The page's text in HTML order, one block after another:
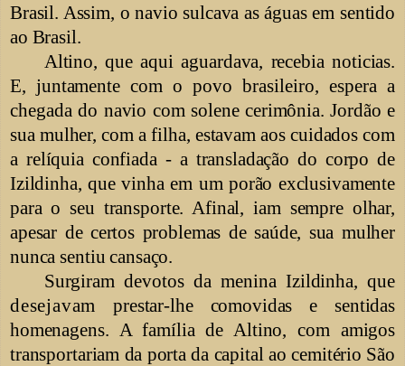
Brasil. Assim, o navio sulcava as águas em sentido
ao Brasil.
Altino, que aqui aguardava, recebia noticias.
E, juntamente com o povobrasileiro, espera a
chegada do navio comsolene cerimônia. Jordão e
sua mulher, com a filha, estavam aos cuidados com
a relíquia confiada - a transladação do corpo de
Izildinha, que vinha em um porão exclusivamente
para o seu transporte. Afinal, iam sempre olhar,
apesar de certos problemas de saúde, sua mulher
nunca sentiu cansaço.
Surgiram devotos da menina Izildinha, que
desejavam prestar-lhe comovidas e sentidas
homenagens. A família de Altino, com amigos
transportariam da porta da capital ao cemitério São